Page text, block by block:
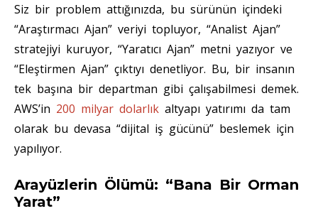
Siz bir problem attığınızda, bu sürünün içindeki
“Araştırmacı Ajan” veriyi topluyor, “Analist Ajan”
stratejiyi kuruyor, “Yaratıcı Ajan” metni yazıyor ve
“Eleştirmen Ajan” çıktıyı denetliyor. Bu, bir insanın
tek başına bir departman gibi çalışabilmesi demek.
AWS’in 200 milyar dolarlık altyapı yatırımı da tam
olarak bu devasa “dijital iş gücünü” beslemek için
yapılıyor.
Arayüzlerin Ölümü: “Bana Bir Orman
Yarat”